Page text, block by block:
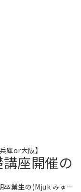
庫or大阪】
座開催の
卒業生の(Mjuk みゅー